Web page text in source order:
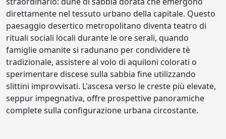
direttamente nel tessuto urbano della capitale. Questo
paesaggio desertico metropolitano diventa teatro di
rituali sociali locali durante le ore serali, quando
famiglie omanite si radunano per condividere tè
tradizionale, assistere al volo di aquiloni colorati o
sperimentare discese sulla sabbia fine utilizzando
slittini improvvisati. L'ascesa verso le creste più elevate,
seppur impegnativa, offre prospettive panoramiche
complete sulla configurazione urbana circostante.